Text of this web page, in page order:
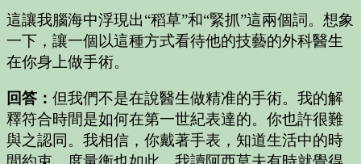
這讓我腦海中浮現出“稻草”和“緊抓”這兩個詞。想象
一下，讓一個以這種方式看待他的技藝的外科醫生
在你身上做手術。
回答： 但我們不是在說醫生做精准的手術。我的解
釋符合時間是如何在第一世紀表達的。你也許很難
與之認同。我相信，你戴著手表，知道生活中的時